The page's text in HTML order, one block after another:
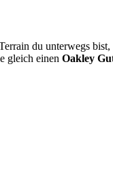
du unterwegs
gleich einen Oakley